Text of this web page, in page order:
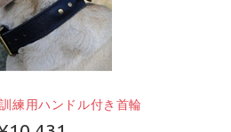
練用ハンドル付き首輪